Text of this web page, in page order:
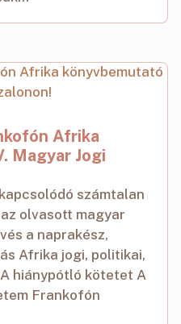
Afrika
Magyar Jogi
számtalan
olvasott magyar
a naprakész,
Afrika jogi, politikai,
hiánypótló kötetet A
Frankofón